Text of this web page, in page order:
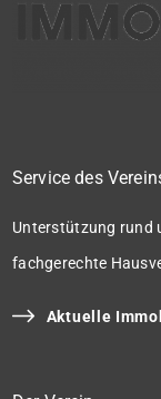
Service des
Unterstützung rund
fachgerechte
Aktuelle